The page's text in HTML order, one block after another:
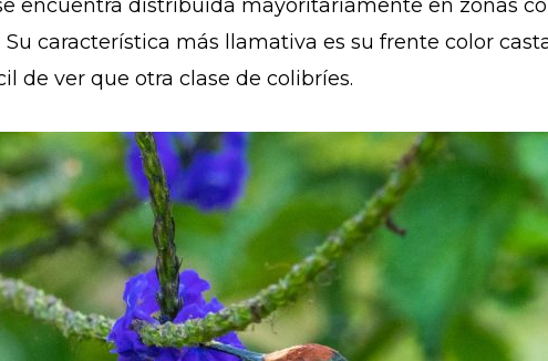
encuentra distribuida mayoritariamente en zonas
Su característica más llamativa es su frente color
de ver que otra clase de colibríes.